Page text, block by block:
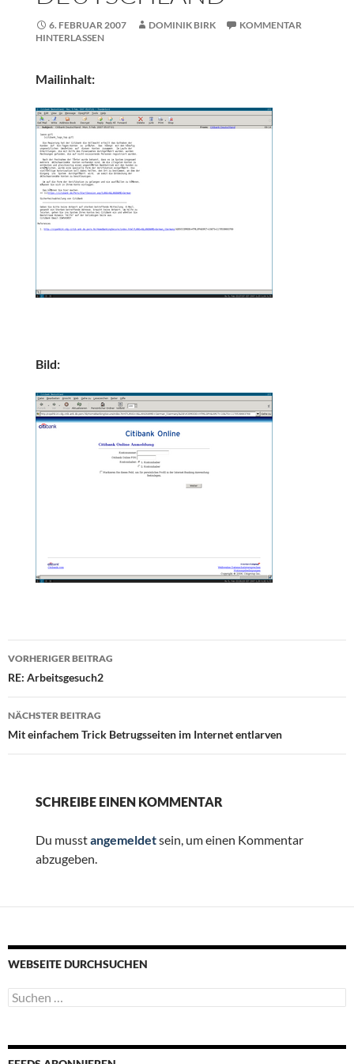
6. FEBRUAR 2007 DOMINIK BIRK
KOMMENTAR
HINTERLASSEN
Mailinhalt:
Bild:
Beitragsnavigation
VORHERIGER BEITRAG
RE: Arbeitsgesuch2
NÄCHSTER BEITRAG
Mit einfachem Trick Betrugsseiten im Internet entlarven
SCHREIBE EINEN KOMMENTAR
Du musstangemeldetsein, um einen Kommentar
abzugeben.
WEBSEITE DURCHSUCHEN
Suchen
nach: